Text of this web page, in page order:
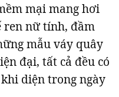
mại mang hơi
ren nữ tính, đầm
mẫu váy quây
đại, tất cả đều có
diện trong ngày